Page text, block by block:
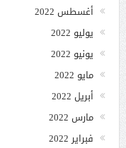
أغسطس 2022
يوليو 2022
يونيو 2022
مايو 2022
أبريل 2022
مارس 2022
فبراير 2022